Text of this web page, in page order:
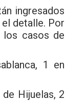
ingresados
detalle. Por
los casos de
1 en
Hijuelas, 2